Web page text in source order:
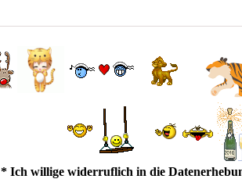
* Ich willige widerruflich in die